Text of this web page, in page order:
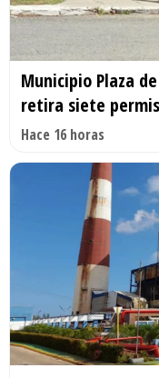
Municipio Plaza
retira siete
Hace 16 horas